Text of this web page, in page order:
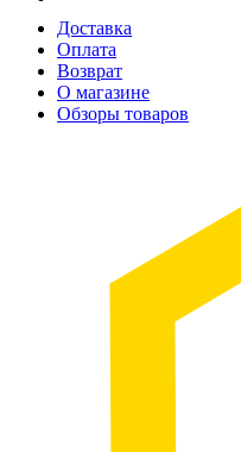
Доставка
Оплата
Возврат
О магазине
Обзоры товаров